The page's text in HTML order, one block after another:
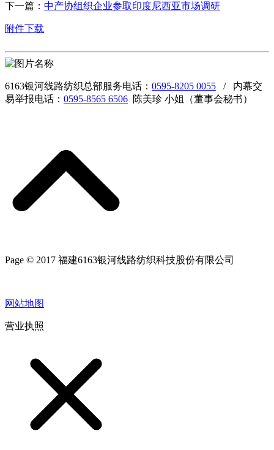
下一篇： 中产协组织企业参取印度尼西亚市场调研
附件下载
6163银河线路纺织总部服务电话： 0595-8205 0055 / 内幕交
易举报电话： 0595-8565 6506 陈美珍 小姐（董事会秘书）
Page © 2017 福建6163银河线路纺织科技股份有限公司
网站地图
营业执照